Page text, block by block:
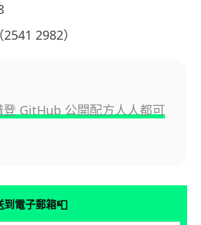
2982）
GitHub 公開配方人人都可
到電子郵箱📮